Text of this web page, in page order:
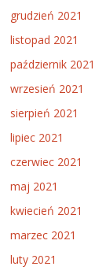
grudzień 2021
listopad 2021
październik 2021
wrzesień 2021
sierpień 2021
lipiec 2021
czerwiec 2021
maj 2021
kwiecień 2021
marzec 2021
luty 2021